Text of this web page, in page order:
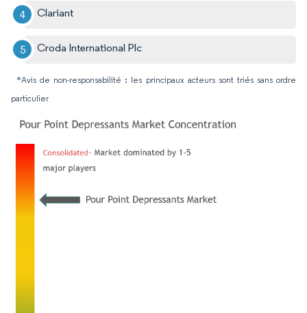
Clariant
Croda International Plc
*Avis de non-responsabilité : les principaux acteurs sont triés sans ordre
particulier